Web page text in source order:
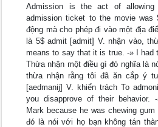
Admission is the act of
admission ticket to the movie
động mà cho phép đi vào một địa
là 5$ admit [admit] V. nhận vào,
means to say that it is true. -» I had
Thừa nhận một điều gì đó nghĩa là
thừa nhận rằng tôi đã ăn cắp ý
[aedmanij] V. khiển trách To
you disapprove of their behavior.
Mark because he was chewing
đó là nói với họ bạn không tán